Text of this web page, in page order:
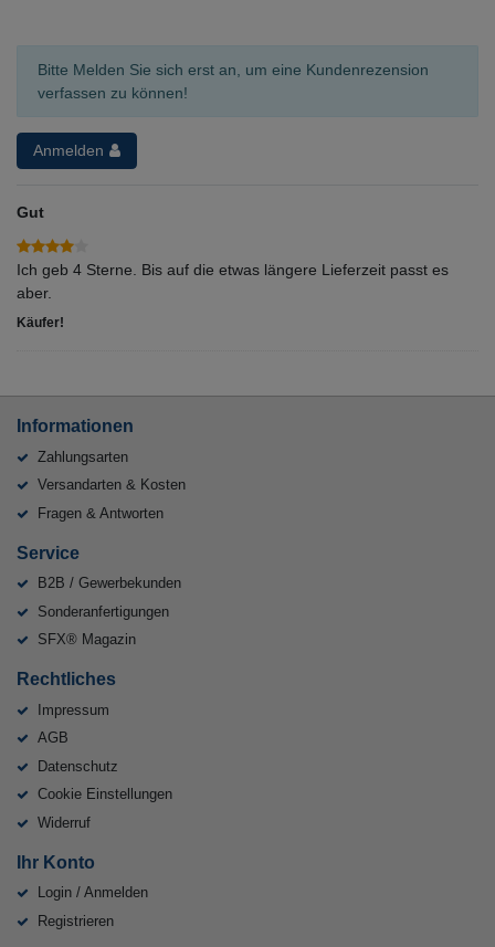
Bitte Melden Sie sich erst an, um eine Kundenrezension
verfassen zu können!
Anmelden
Gut
Ich geb 4 Sterne. Bis auf die etwas längere Lieferzeit passt es
aber.
Käufer!
Informationen
Zahlungsarten
Versandarten & Kosten
Fragen & Antworten
Service
B2B / Gewerbekunden
Sonderanfertigungen
SFX® Magazin
Rechtliches
Impressum
AGB
Datenschutz
Cookie Einstellungen
Widerruf
Ihr Konto
Login / Anmelden
Registrieren